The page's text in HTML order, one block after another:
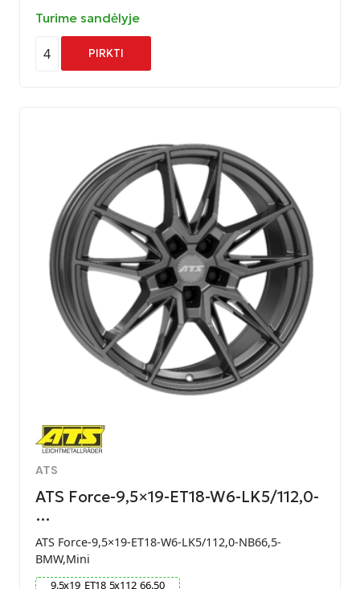
Turime sandėlyje
4 PIRKTI
ATS
ATS Force-9,5×19-ET18-W6-LK5/112,0-
…
ATS Force-9,5×19-ET18-W6-LK5/112,0-NB66,5-
BMW,Mini
9.5x19 ET18 5x112 66.50